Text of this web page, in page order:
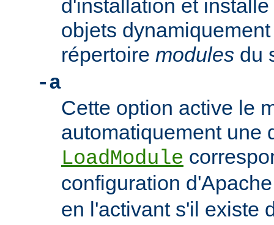
d'installation et
objets
répertoire modules du
-a
Cette option active le
automatiquement une
LoadModule
configuration
en l'activant s'il existe